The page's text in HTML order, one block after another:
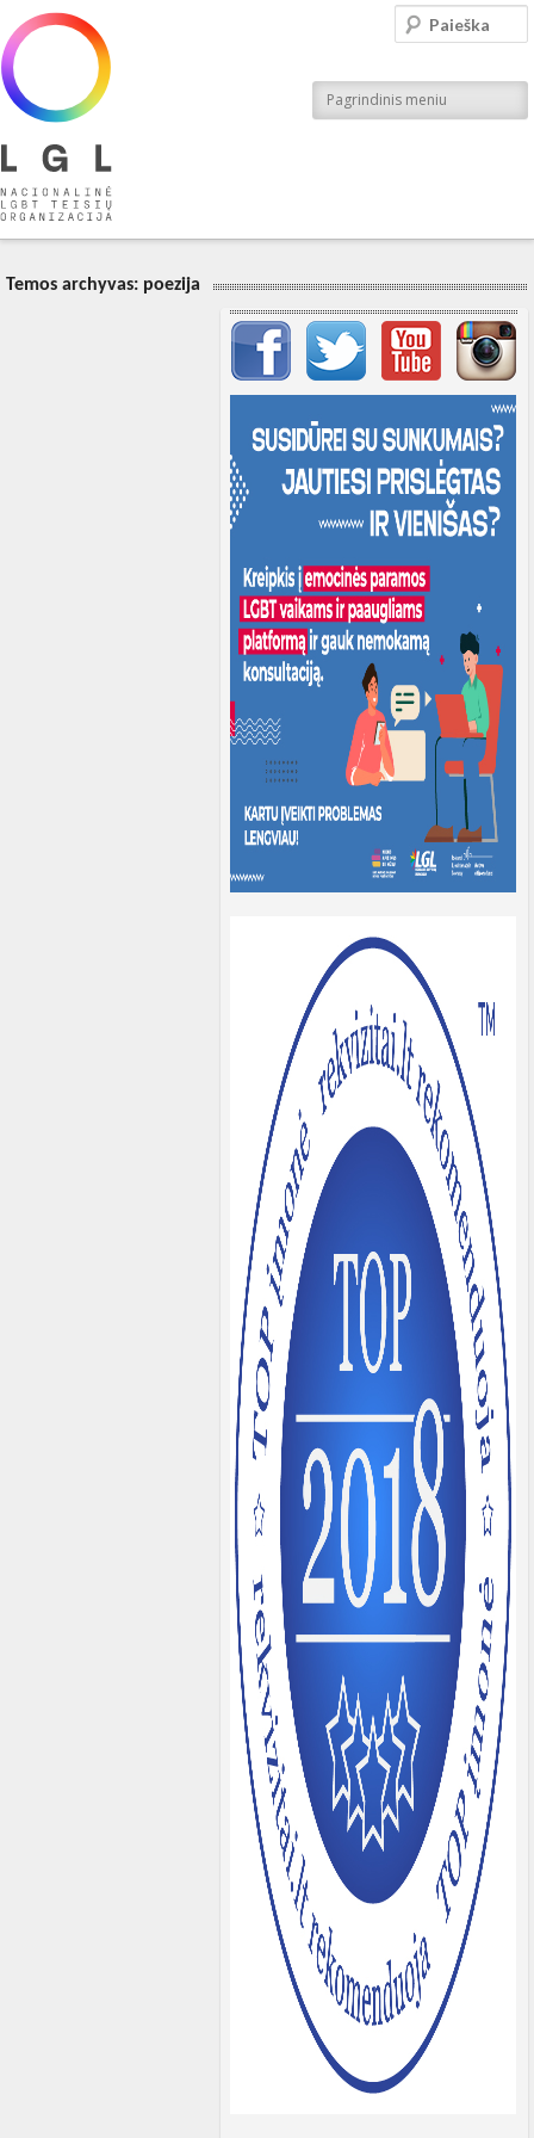
Nacionalinė LGBT teisių organizacija
Pagrindinis meniu
Paieška
Temos archyvas: poezija
Svarbių įrašų meniu